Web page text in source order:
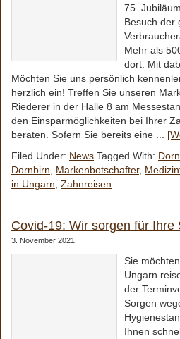
75.
Besuch der
Mehr als
dort. Mit
Möchten Sie uns persönlich
herzlich ein! Treffen Sie unseren
Riederer in der Halle 8 am
den Einsparmöglichkeiten bei Ihrer
beraten. Sofern Sie bereits eine ...
Filed Under: News Tagged With:
Dornbirn
Markenbotschafter,
in Ungarn Zahnreisen
Covid-19: Wir sorgen für Ihre
3. November 2021
Sie
Ungarn
der
Sorgen
Ihnen